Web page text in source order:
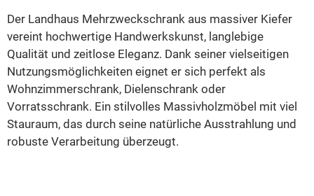
Der Landhaus Mehrzweckschrank aus massiver Kiefer
vereint hochwertige Handwerkskunst, langlebige
Qualität und zeitlose Eleganz. Dank seiner vielseitigen
Nutzungsmöglichkeiten eignet er sich perfekt als
Wohnzimmerschrank, Dielenschrank oder
Vorratsschrank. Ein stilvolles Massivholzmöbel mit viel
Stauraum, das durch seine natürliche Ausstrahlung und
robuste Verarbeitung überzeugt.